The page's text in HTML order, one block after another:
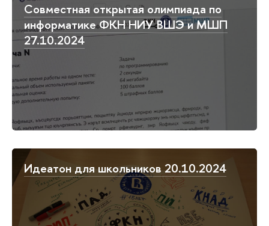
Совместная открытая олимпиада по
информатике ФКН НИУ ВШЭ и МШП
27.10.2024
Идеатон для школьников 20.10.2024